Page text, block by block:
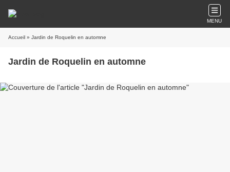
MENU
Accueil » Jardin de Roquelin en automne
Jardin de Roquelin en automne